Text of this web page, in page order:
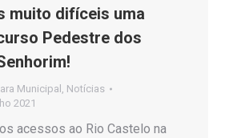
muito difíceis uma
Pedestre dos
Municipal Notícias
2021
acessos ao Rio Castelo na